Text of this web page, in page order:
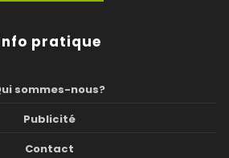
pratique
sommes-nous?
Publicité
Contact